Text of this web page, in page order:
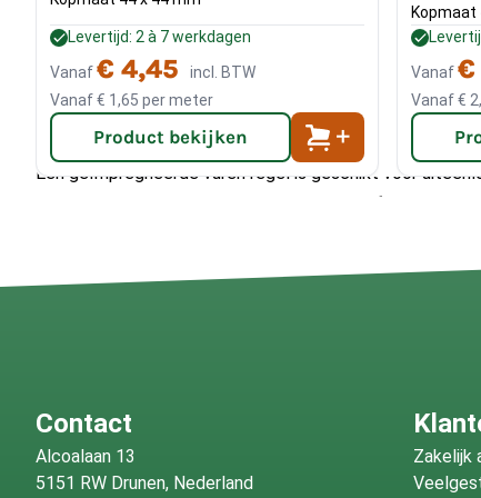
Waarvoor kan ik een
regel gebruiken?
Een geïmpregneerde vuren regel is geschikt voor
Denk aan regelwerk achter gevelbekleding, frames voor
beter bestand tegen vocht en weersinvloeden,
Levertijd: 2 à 7 werkdagen
Vanaf€ 4,45
incl. BTW
Vanaf€ 1,65 per meter
Product bekijken
Kopmaat
Vanaf€
Vanaf €
Contact
Alcoalaan 13
5151 RW Drunen, Nederland
Zakelijk